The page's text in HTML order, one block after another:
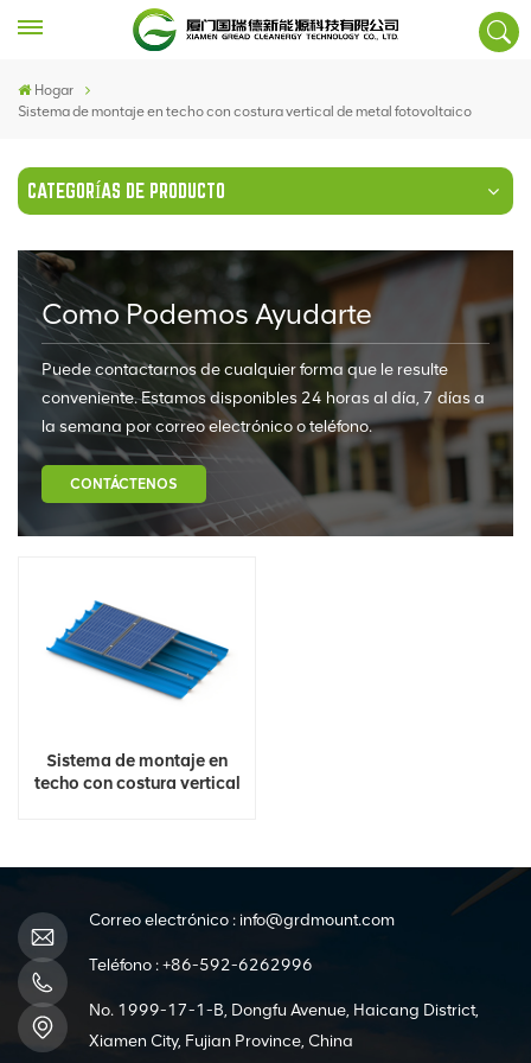
Hogar
Sistema de montaje en techo con costura vertical de metal fotovoltaico
CATEGORÍAS DE PRODUCTO
Como Podemos Ayudarte
Puede contactarnos de cualquier forma que le resulte
conveniente. Estamos disponibles 24 horas al día, 7 días a
la semana por correo electrónico o teléfono.
CONTÁCTENOS
Sistema de montaje en
techo con costura vertical
Correo electrónico : info@grdmount.com
Teléfono :+86-592-6262996
No. 1999-17-1-B, Dongfu Avenue, Haicang District,
Xiamen City, Fujian Province, China